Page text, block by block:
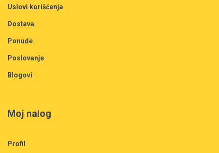
Uslovi korišćenja
Dostava
Ponude
Poslovanje
Blogovi
Moj nalog
Profil